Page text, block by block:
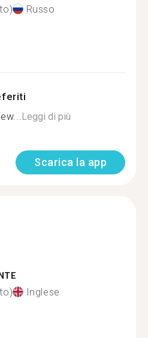
Russo
Leggi di più
Scarica la app
Inglese